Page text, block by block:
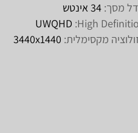
מסך: 34 אינטש
High
UWQHD
מקסימלית: 3440x1440